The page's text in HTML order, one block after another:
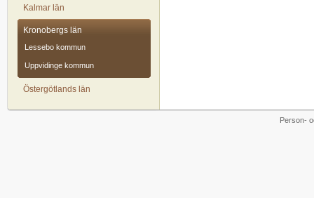
Kalmar län
Kronobergs län
Lessebo kommun
Uppvidinge kommun
Östergötlands län
Person-